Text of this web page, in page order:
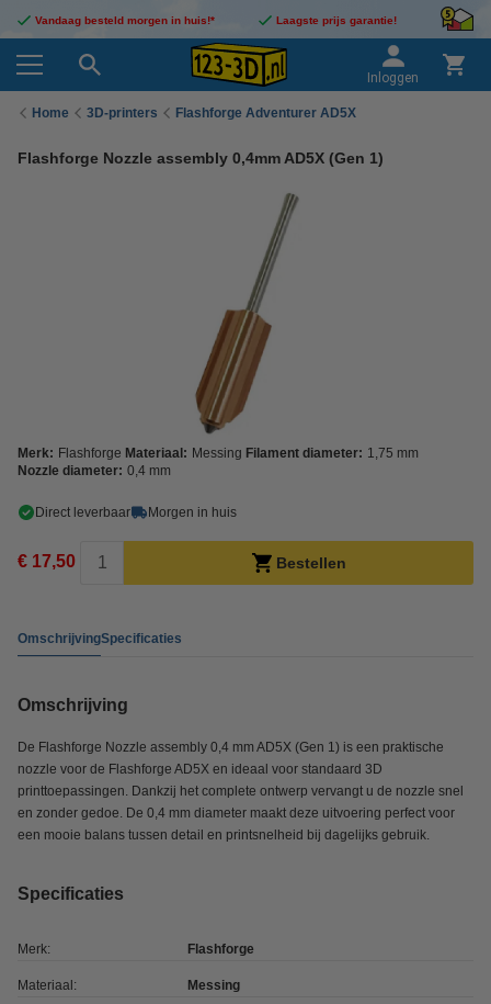
Vandaag besteld morgen in huis!* Laagste prijs garantie!
Inloggen
Home 3D-printers Flashforge Adventurer AD5X
Flashforge Nozzle assembly 0,4mm AD5X (Gen 1)
Merk: Flashforge Materiaal: Messing Filament diameter: 1,75 mm
Nozzle diameter: 0,4 mm
Direct leverbaar Morgen in huis
€ 17,50 Bestellen
OmschrijvingSpecificaties
Omschrijving
De Flashforge Nozzle assembly 0,4 mm AD5X (Gen 1) is een praktische
nozzle voor de Flashforge AD5X en ideaal voor standaard 3D
printtoepassingen. Dankzij het complete ontwerp vervangt u de nozzle snel
en zonder gedoe. De 0,4 mm diameter maakt deze uitvoering perfect voor
een mooie balans tussen detail en printsnelheid bij dagelijks gebruik.
Specificaties
Merk: Flashforge
Materiaal: Messing